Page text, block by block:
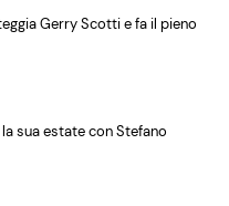
Gerry Scotti e fa il pieno
sua estate con Stefano